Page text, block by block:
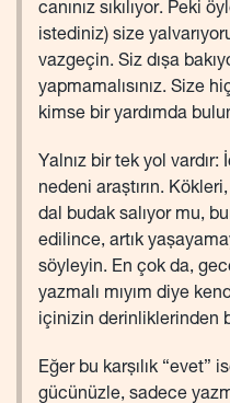
canınız sıkılıyor. Peki
istediniz) size
vazgeçin. Siz dışa
yapmamalısınız. Size
kimse bir yardımda
Yalnız bir tek yol
nedeni araştırın.
dal budak salıyor mu,
edilince, artık
söyleyin. En çok da,
yazmalı mıyım diye
içinizin derinliklerinden
Eğer bu karşılık “evet”
gücünüzle, sadece